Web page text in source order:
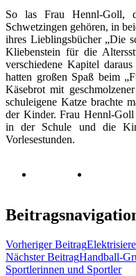
So las Frau Hennl-Goll,
Schwetzingen gehören, in
ihres Lieblingsbücher „Die
Kliebenstein für die
verschiedene Kapitel
hatten großen Spaß beim
Käsebrot mit
schuleigene Katze brachte
der Kinder. Frau Hennl-
in der Schule und die
Vorlesestunden.
Vorheriger Beitrag
Nächster BeitragHandball-
Sportlerinnen und Sportler